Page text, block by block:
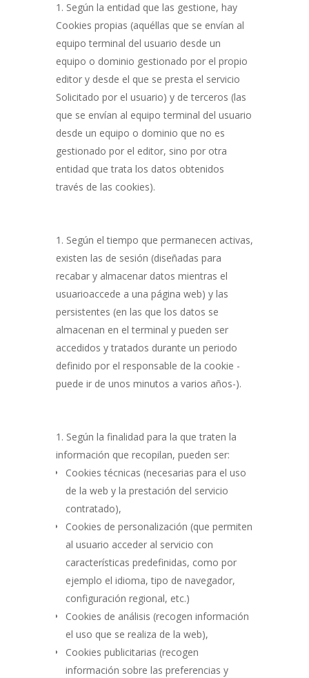
Según la entidad que las gestione, hay
Cookies propias (aquéllas que se envían al
equipo terminal del usuario desde un
equipo o dominio gestionado por el propio
editor y desde el que se presta el servicio
Solicitado por el usuario) y de terceros (las
que se envían al equipo terminal del usuario
desde un equipo o dominio que no es
gestionado por el editor, sino por otra
entidad que trata los datos obtenidos
través de las cookies).
Según el tiempo que permanecen activas,
existen las de sesión (diseñadas para
recabar y almacenar datos mientras el
usuarioaccede a una página web) y las
persistentes (en las que los datos se
almacenan en el terminal y pueden ser
accedidos y tratados durante un periodo
definido por el responsable de la cookie -
puede ir de unos minutos a varios años-).
Según la finalidad para la que traten la
información que recopilan, pueden ser:
Cookies técnicas (necesarias para el uso
de la web y la prestación del servicio
contratado),
Cookies de personalización (que permiten
al usuario acceder al servicio con
características predefinidas, como por
ejemplo el idioma, tipo de navegador,
configuración regional, etc.)
Cookies de análisis (recogen información
el uso que se realiza de la web),
Cookies publicitarias (recogen
información sobre las preferencias y